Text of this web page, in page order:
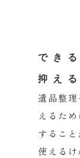
でき
抑え
遺品整
えるため
するこ
使える